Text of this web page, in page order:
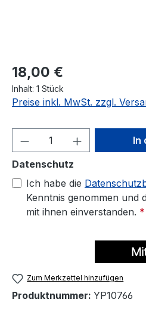
Regulärer Preis:
18,00 €
Inhalt: 1 Stück
Preise inkl. MwSt. zzgl.
Produkt Anzahl:
In
Datenschutz
Ich habe die
Kenntnis genommen und
mit ihnen einverstanden. *
Zum Merkzettel hinzufügen
Produktnummer: YP10766